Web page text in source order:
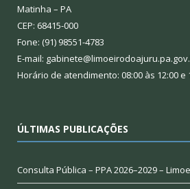
Matinha – PA
CEP: 68415-000
Fone: (91) 98551-4783
E-mail:
Horário de atendimento: 08:00 às 12:00 e
ÚLTIMAS PUBLICAÇÕES
Consulta Pública – PPA 2026–2029 –